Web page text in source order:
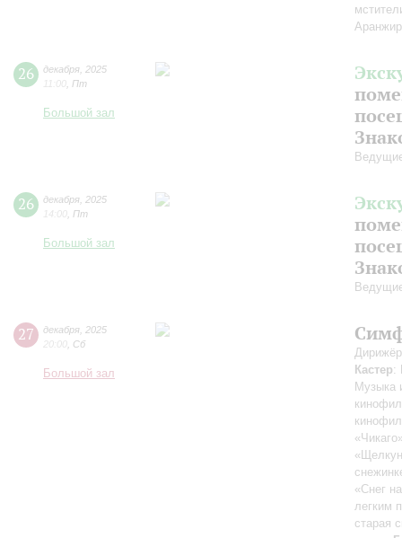
26 декабря 2025
11:00 Пт
Большой зал
26 декабря 2025
14:00 Пт
Большой зал
27 декабря 2025
20:00 Сб
Большой зал
Кастер:
Музыка
«Снег
легким
старая